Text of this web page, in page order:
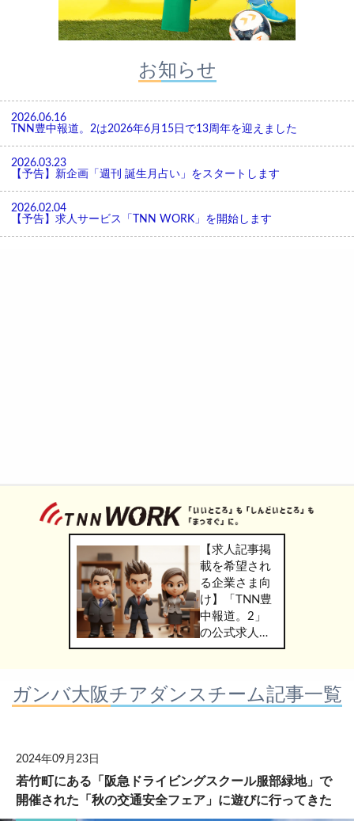
お知らせ
2026.06.16
TNN豊中報道。2は2026年6月15日で13周年を迎えました
2026.03.23
【予告】新企画「週刊 誕生月占い」をスタートします
2026.02.04
【予告】求人サービス「TNN WORK」を開始します
【求人記事掲
載を希望され
る企業さま向
け】「TNN豊
中報道。2」
の公式求人情
報サービス
WORK」のご
掲載につきま
ガンバ大阪チアダンスチーム記事一覧
2024年09月23日
若竹町にある「阪急ドライビングスクール服部緑地」で
開催された「秋の交通安全フェア」に遊びに行ってきた